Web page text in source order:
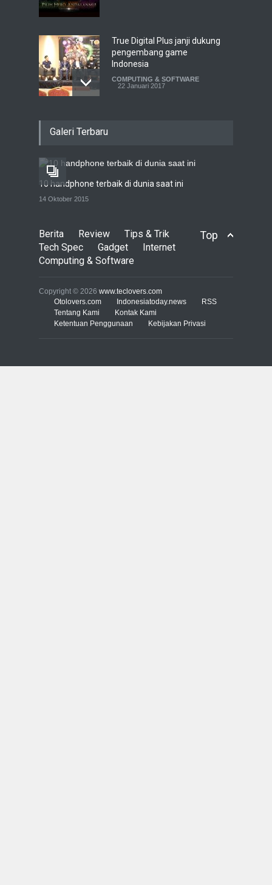
True Digital Plus janji dukung
pengembang game
Indonesia
COMPUTING & SOFTWARE
22 Januari 2017
COMPUTING & SOFTWARE
22 Januari 2017
TECH SPEC 8 Januari 2017
serangan siber 2017 kian
gencar
COMPUTING & SOFTWARE
7 Januari 2017
Galeri Terbaru
10 handphone terbaik di dunia saat ini
14 Oktober 2015
Top
Berita Review
Tips & Trik
Tech Spec
Gadget
Internet
Computing & Software
Copyright © 2026 www.teclovers.com
Otolovers.com
Indonesiatoday.news
RSS
Tentang Kami
Kontak Kami
Ketentuan Penggunaan
Kebijakan Privasi